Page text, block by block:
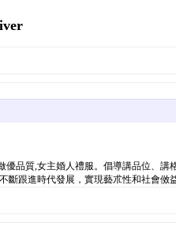
品質,女主婚人禮服。倡導講品位、講
跟進時代發展，實現藝朮性和社會傚